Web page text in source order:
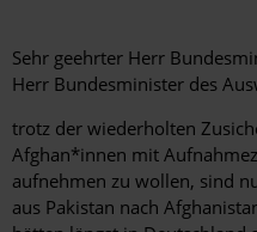
Sehr geehrter Herr
Herr Bundesminister des
trotz der wiederholten
Afghan*innen mit
aufnehmen zu wollen, sind
aus Pakistan nach